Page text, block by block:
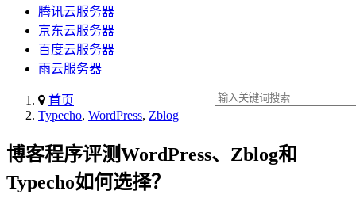
腾讯云服务器
京东云服务器
百度云服务器
雨云服务器
首页
Typecho, WordPress, Zblog
博客程序评测WordPress、Zblog和
Typecho如何选择？